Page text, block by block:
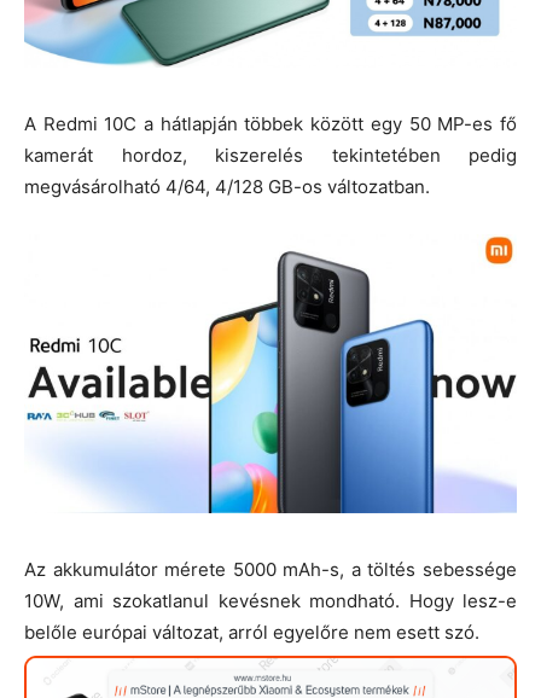
A Redmi 10C a hátlapján többek között egy 50 MP-es fő
kamerát hordoz, kiszerelés tekintetében pedig
megvásárolható 4/64, 4/128 GB-os változatban.
Az akkumulátor mérete 5000 mAh-s, a töltés sebessége
10W, ami szokatlanul kevésnek mondható. Hogy lesz-e
belőle európai változat, arról egyelőre nem esett szó.